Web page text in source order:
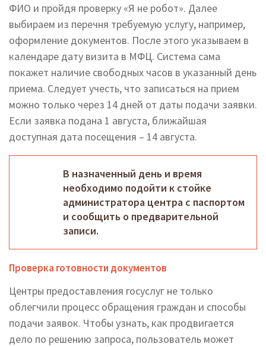
ФИО и пройдя проверку «Я не робот». Далее
выбираем из перечня требуемую услугу, например,
оформление документов. После этого указываем в
календаре дату визита в МФЦ. Система сама
покажет наличие свободных часов в указанный день
приема. Следует учесть, что записаться на прием
можно только через 14 дней от даты подачи заявки.
Если заявка подана 1 августа, ближайшая
доступная дата посещения – 14 августа.
В назначенный день и время
необходимо подойти к стойке
администратора центра с паспортом
и сообщить о предварительной
записи.
Проверка готовности документов
Центры предоставления госуслуг не только
облегчили процесс обращения граждан и способы
подачи заявок. Чтобы узнать, как продвигается
дело по решению запроса, пользователь может